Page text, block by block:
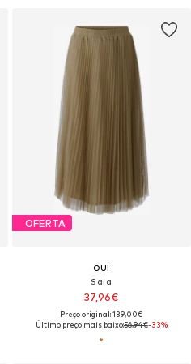
OFERTA
OUI
Saia
37,96€
Preço original: 139,00€
Último preço mais baixo:56,94€-33%